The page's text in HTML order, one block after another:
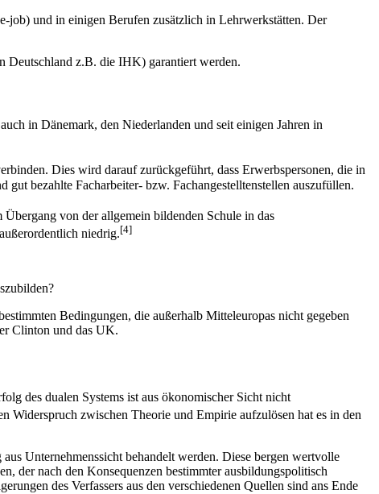
job) und in einigen Berufen zusätzlich in Lehrwerkstätten. Der
Deutschland z.B. die IHK) garantiert werden.
in Dänemark, den Niederlanden und seit einigen Jahren in
Dies wird darauf zurückgeführt, dass Erwerbspersonen, die in
bezahlte Facharbeiter- bzw. Fachangestelltenstellen auszufüllen.
von der allgemein bildenden Schule in das
niedrig.[4]
Bedingungen, die außerhalb Mitteleuropas nicht gegeben
Clinton und das UK.
des dualen Systems ist aus ökonomischer Sicht nicht
Widerspruch zwischen Theorie und Empirie aufzulösen hat es in den
Unternehmenssicht behandelt werden. Diese bergen wertvolle
der nach den Konsequenzen bestimmter ausbildungspolitisch
des Verfassers aus den verschiedenen Quellen sind ans Ende